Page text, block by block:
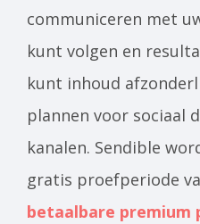
communiceren met
kunt volgen en
kunt inhoud
plannen voor sociaal
kanalen. Sendible
gratis proefperiode
betaalbare premium